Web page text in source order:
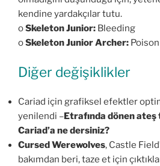
kendine yardakçılar tutu.
oSkeleton Junior: Bleeding
oSkeleton Junior Archer: Poison
Diğer değişiklikler
Cariad için grafiksel efektler
yenilendi – Etrafında dönen
Cariad’a ne dersiniz?
Cursed Werewolves, Castle
bakımdan beri, taze et için